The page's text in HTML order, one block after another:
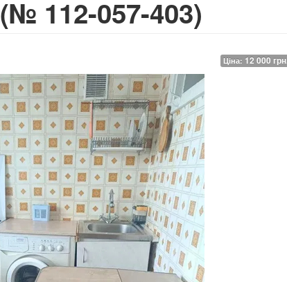
(№ 112-057-403)
Ціна: 12 000